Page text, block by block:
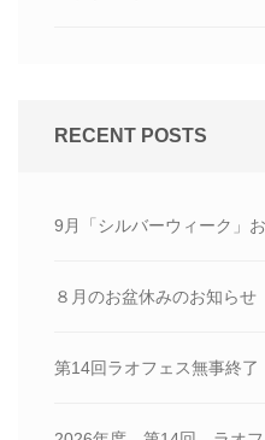
RECENT POSTS
9月「シルバーウィーク」
８月のお盆休みのお知らせ
第14回ラオフェス無事終了